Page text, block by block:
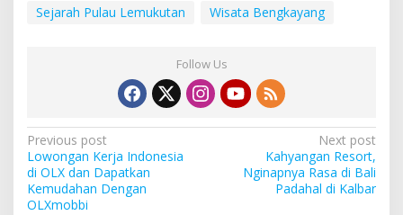
Sejarah Pulau Lemukutan
Wisata Bengkayang
Follow Us
P
o
s
Previous post
Lowongan Kerja Indonesia
di OLX dan Dapatkan
Kemudahan Dengan
OLXmobbi
Next post
Kahyangan Resort,
Nginapnya Rasa di Bali
Padahal di Kalbar